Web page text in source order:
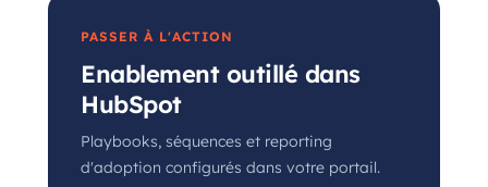
PASSER À L'ACTION
Enablement outillé dans
HubSpot
Playbooks, séquences et reporting
d'adoption configurés dans votre portail.